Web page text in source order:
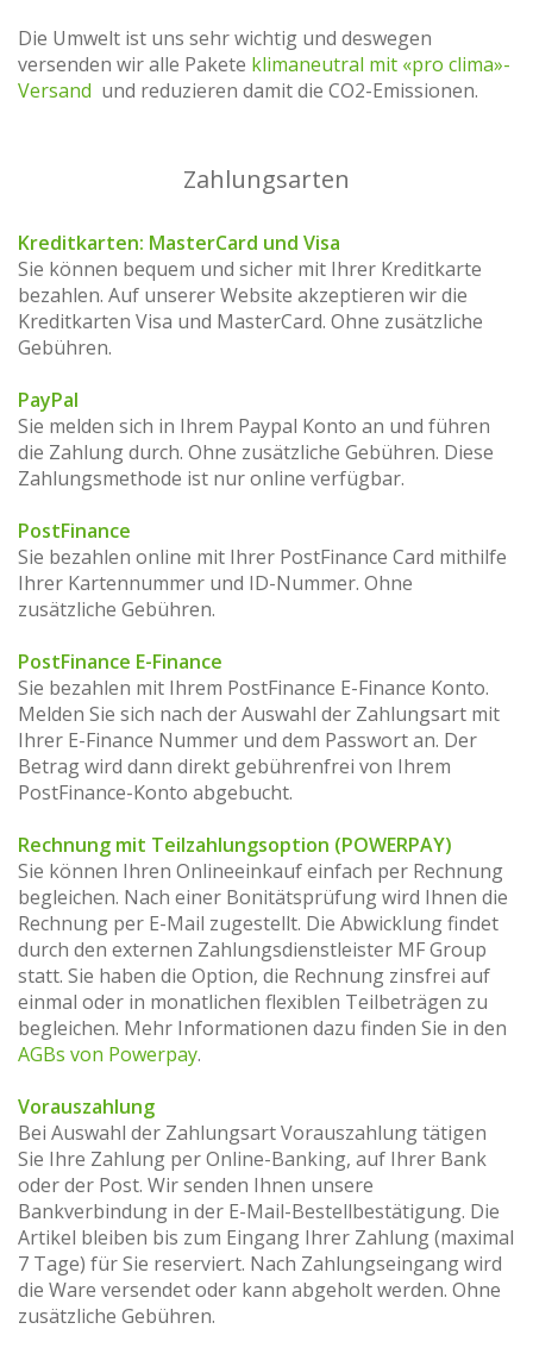
Die Umwelt ist uns sehr wichtig und deswegen
versenden wir alle Pakete klimaneutral mit «pro clima»-
Versand und reduzieren damit die CO2-Emissionen.
Zahlungsarten
Kreditkarten: MasterCard und Visa
Sie können bequem und sicher mit Ihrer Kreditkarte
bezahlen. Auf unserer Website akzeptieren wir die
Kreditkarten Visa und MasterCard. Ohne zusätzliche
Gebühren.
PayPal
Sie melden sich in Ihrem Paypal Konto an und führen
die Zahlung durch. Ohne zusätzliche Gebühren. Diese
Zahlungsmethode ist nur online verfügbar.
PostFinance
Sie bezahlen online mit Ihrer PostFinance Card mithilfe
Ihrer Kartennummer und ID-Nummer. Ohne
zusätzliche Gebühren.
PostFinance E-Finance
Sie bezahlen mit Ihrem PostFinance E-Finance Konto.
Melden Sie sich nach der Auswahl der Zahlungsart mit
Ihrer E-Finance Nummer und dem Passwort an. Der
Betrag wird dann direkt gebührenfrei von Ihrem
PostFinance-Konto abgebucht.
Rechnung mit Teilzahlungsoption (POWERPAY)
Sie können Ihren Onlineeinkauf einfach per Rechnung
begleichen. Nach einer Bonitätsprüfung wird Ihnen die
Rechnung per E-Mail zugestellt. Die Abwicklung findet
durch den externen Zahlungsdienstleister MF Group
statt. Sie haben die Option, die Rechnung zinsfrei auf
einmal oder in monatlichen flexiblen Teilbeträgen zu
begleichen. Mehr Informationen dazu finden Sie in den
AGBs von Powerpay.
Vorauszahlung
Bei Auswahl der Zahlungsart Vorauszahlung tätigen
Sie Ihre Zahlung per Online-Banking, auf Ihrer Bank
oder der Post. Wir senden Ihnen unsere
Bankverbindung in der E-Mail-Bestellbestätigung. Die
Artikel bleiben bis zum Eingang Ihrer Zahlung (maximal
7 Tage) für Sie reserviert. Nach Zahlungseingang wird
die Ware versendet oder kann abgeholt werden. Ohne
zusätzliche Gebühren.